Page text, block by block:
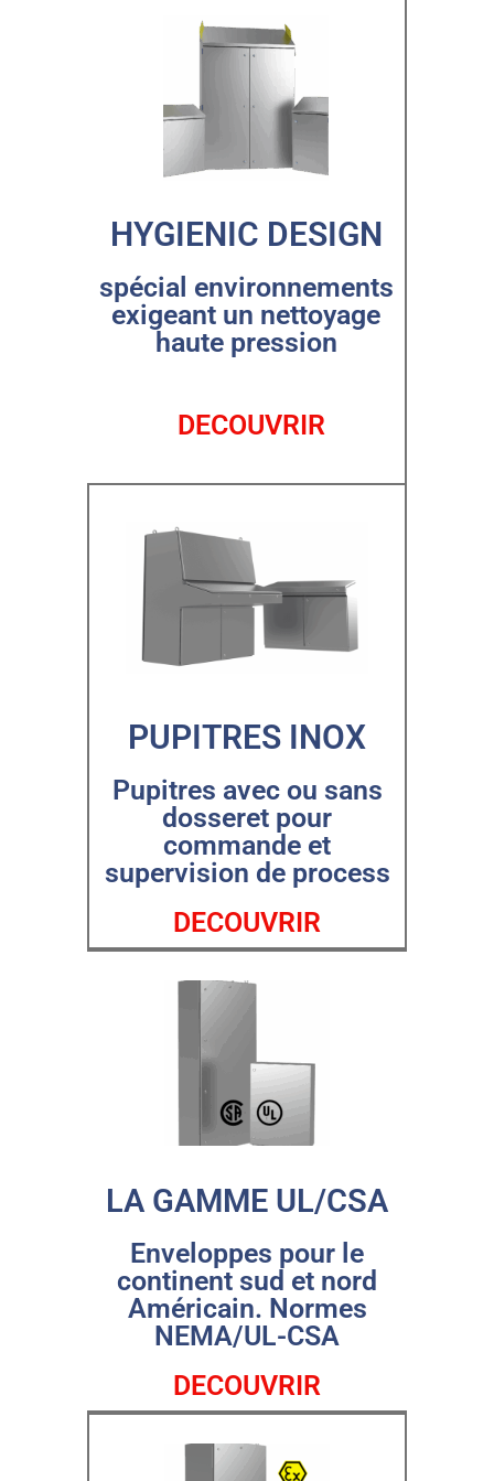
HYGIENIC DESIGN
spécial environnements
exigeant un nettoyage
haute pression
DECOUVRIR
PUPITRES INOX
Pupitres avec ou sans
dosseret pour
commande et
supervision de process
DECOUVRIR
LA GAMME UL/CSA
Enveloppes pour le
continent sud et nord
Américain. Normes
NEMA/UL-CSA
DECOUVRIR